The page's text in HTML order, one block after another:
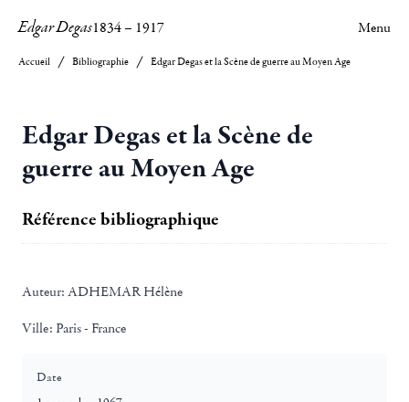
Edgar Degas1834– 1917 Menu
Accueil Bibliographie Edgar Degas et la Scène de guerre au Moyen Age
Edgar Degas et la Scène de
guerre au Moyen Age
Référence bibliographique
Auteur: ADHEMAR Hélène
Ville: Paris - France
Date